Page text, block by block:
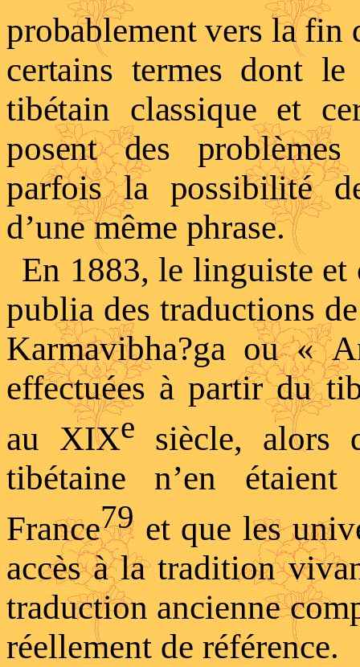
probablement vers la
certains termes dont
tibétain classique et
posent des
parfois la possibilité
d’une même phrase.
En 1883, le linguiste et
publia des traductions
Karmavibha?gaou «
effectuées à partir du
au XIXesiècle, alors
tibétaine n’en
France79et que les
accès à la tradition
traduction ancienne
réellement de référence.